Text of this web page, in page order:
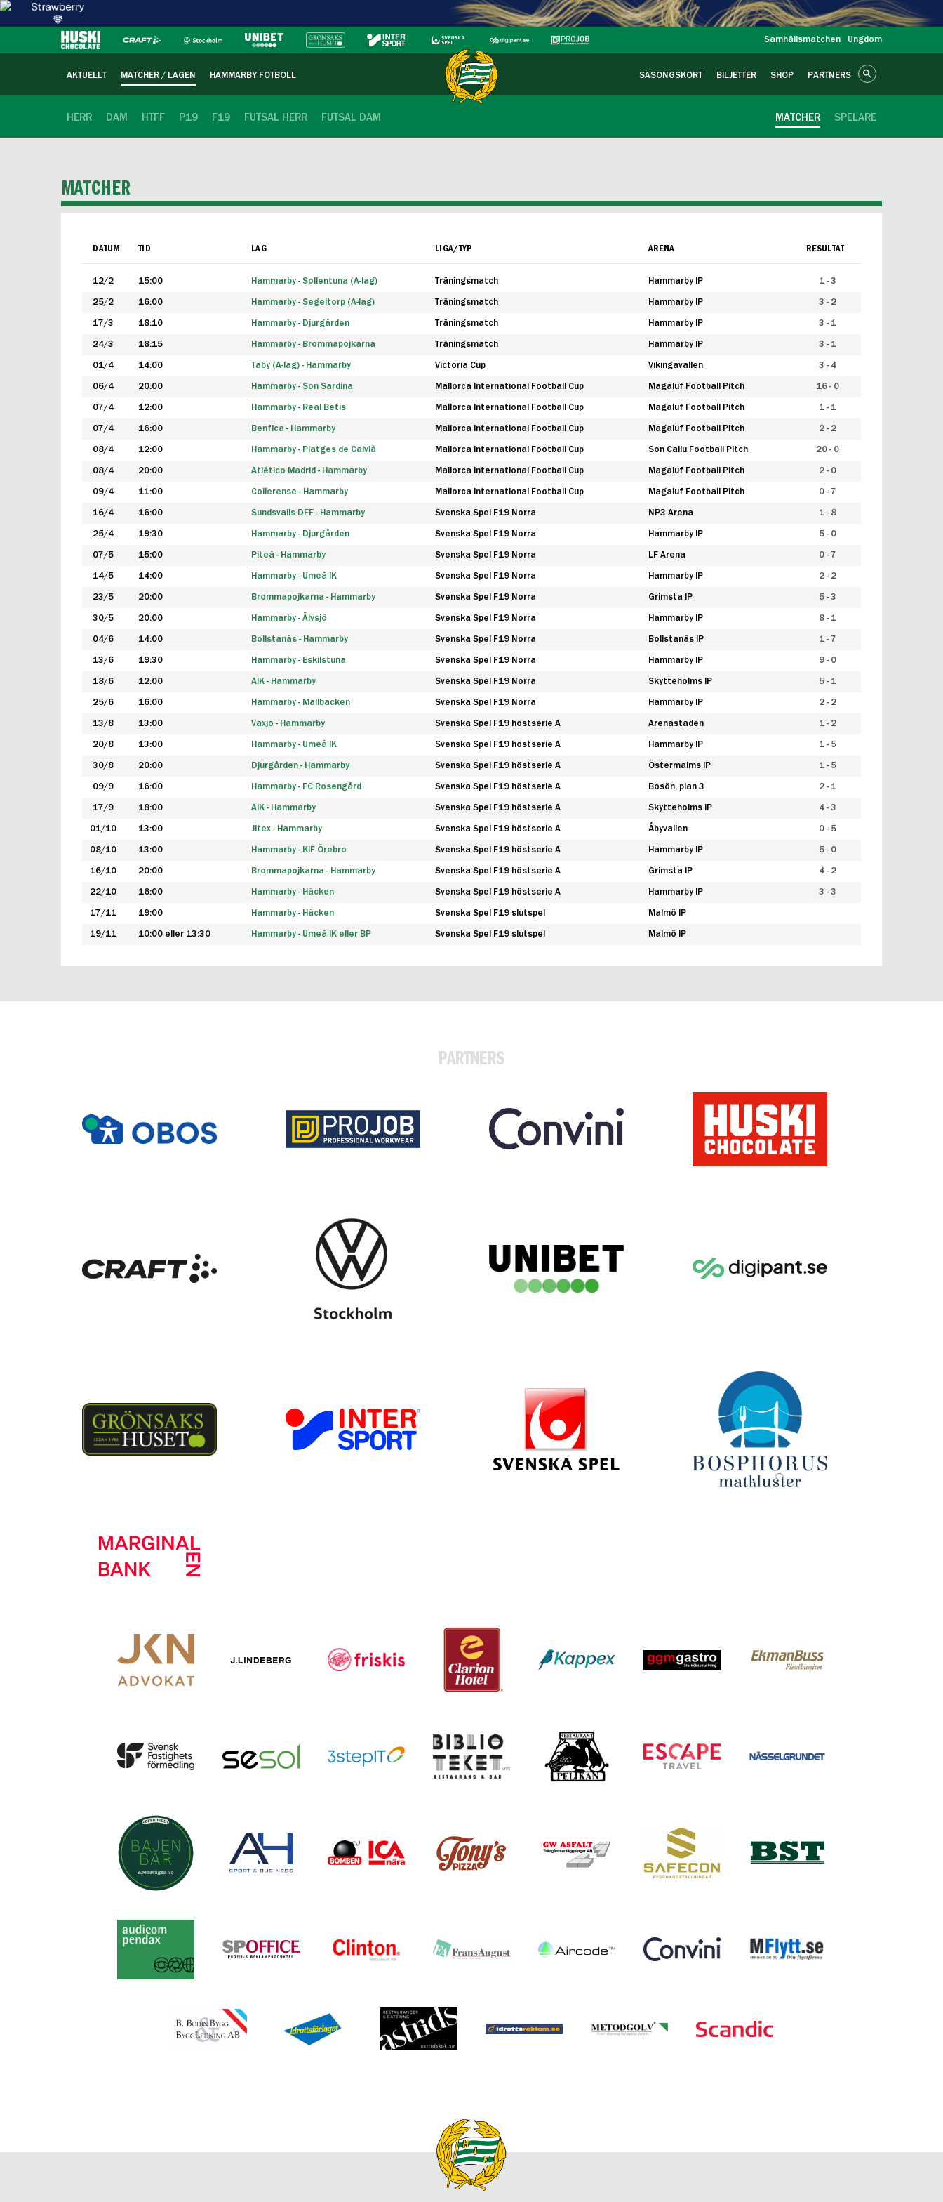
Samhällsmatchen Ungdom
AKTUELLT MATCHER / LAGEN HAMMARBY FOTBOLL SÄSONGSKORT BILJETTER SHOP PARTNERS
HERR DAM HTFF P19 F19 FUTSAL HERR FUTSAL DAM SPELARE
MATCHER
MATCHER
DATUM TID LAG LIGA/TYP ARENA RESULTAT
12/2 15:00 Hammarby - Sollentuna (A-lag) Träningsmatch Hammarby IP 1 - 3
25/2 16:00 Hammarby - Segeltorp (A-lag) Träningsmatch Hammarby IP 3 - 2
17/3 18:10 Hammarby - Djurgården Träningsmatch Hammarby IP 3 - 1
24/3 18:15 Hammarby - Brommapojkarna Träningsmatch Hammarby IP 3 - 1
01/4 14:00 Täby (A-lag) - Hammarby Victoria Cup Vikingavallen 3 - 4
06/4 20:00 Hammarby - Son Sardina Mallorca International Football Cup Magaluf Football Pitch 16 - 0
07/4 12:00 Hammarby - Real Betis Mallorca International Football Cup Magaluf Football Pitch 1 - 1
07/4 16:00 Benfica - Hammarby Mallorca International Football Cup Magaluf Football Pitch 2 - 2
08/4 12:00 Hammarby - Platges de Calvià Mallorca International Football Cup Son Caliu Football Pitch 20 - 0
08/4 20:00 Atlético Madrid - Hammarby Mallorca International Football Cup Magaluf Football Pitch 2 - 0
09/4 11:00 Collerense - Hammarby Mallorca International Football Cup Magaluf Football Pitch 0 - 7
16/4 16:00 Sundsvalls DFF - Hammarby Svenska Spel F19 Norra NP3 Arena 1 - 8
25/4 19:30 Hammarby - Djurgården Svenska Spel F19 Norra Hammarby IP 5 - 0
07/5 15:00 Piteå - Hammarby Svenska Spel F19 Norra LF Arena 0 - 7
14/5 14:00 Hammarby - Umeå IK Svenska Spel F19 Norra Hammarby IP 2 - 2
23/5 20:00 Brommapojkarna - Hammarby Svenska Spel F19 Norra Grimsta IP 5 - 3
30/5 20:00 Hammarby - Älvsjö Svenska Spel F19 Norra Hammarby IP 8 - 1
04/6 14:00 Bollstanäs - Hammarby Svenska Spel F19 Norra Bollstanäs IP 1 - 7
13/6 19:30 Hammarby - Eskilstuna Svenska Spel F19 Norra Hammarby IP 9 - 0
18/6 12:00 AIK - Hammarby Svenska Spel F19 Norra Skytteholms IP 5 - 1
25/6 16:00 Hammarby - Mallbacken Svenska Spel F19 Norra Hammarby IP 2 - 2
13/8 13:00 Växjö - Hammarby Svenska Spel F19 höstserie A Arenastaden 1 - 2
20/8 13:00 Hammarby - Umeå IK Svenska Spel F19 höstserie A Hammarby IP 1 - 5
30/8 20:00 Djurgården - Hammarby Svenska Spel F19 höstserie A Östermalms IP 1 - 5
09/9 16:00 Hammarby - FC Rosengård Svenska Spel F19 höstserie A Bosön, plan 3 2 - 1
17/9 18:00 AIK - Hammarby Svenska Spel F19 höstserie A Skytteholms IP 4 - 3
01/10 13:00 Jitex - Hammarby Svenska Spel F19 höstserie A Åbyvallen 0 - 5
08/10 13:00 Hammarby - KIF Örebro Svenska Spel F19 höstserie A Hammarby IP 5 - 0
16/10 20:00 Brommapojkarna - Hammarby Svenska Spel F19 höstserie A Grimsta IP 4 - 2
22/10 16:00 Hammarby - Häcken Svenska Spel F19 höstserie A Hammarby IP 3 - 3
17/11 19:00 Hammarby - Häcken Svenska Spel F19 slutspel Malmö IP
19/11 10:00 eller 13:30 Hammarby - Umeå IK eller BP Svenska Spel F19 slutspel Malmö IP
PARTNERS